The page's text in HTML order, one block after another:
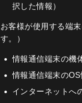
択した情報）
お客様が使用する端
す。）
情報通信端末の機
情報通信端末のOS
インターネットへ